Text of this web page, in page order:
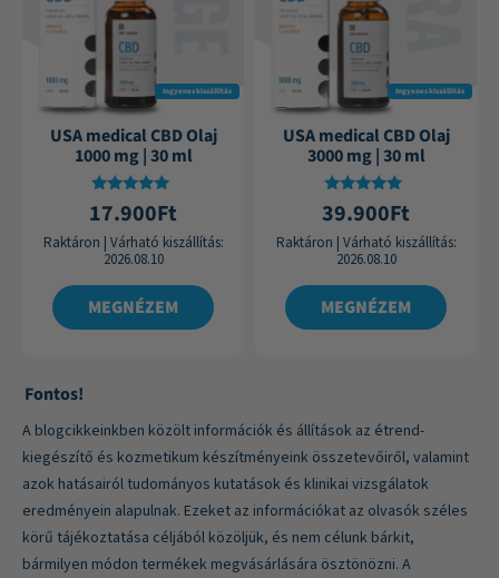
Ingyenes kiszállítás
USA medical CBD Olaj
1000 mg | 30 ml
Értékelés:
4.87
/ 5
17.900Ft
Raktáron | Várható kiszállítás:
2026.08.10
MEGNÉZEM
Ingyenes kiszállítás
USA medical CBD Olaj
3000 mg | 30 ml
Értékelés:
4.88
/ 5
39.900Ft
Raktáron | Várható kiszállítás:
2026.08.10
MEGNÉZEM
Fontos!
A blogcikkeinkben közölt információk és állítások az étrend-
kiegészítő és kozmetikum készítményeink összetevőiről, valamint
azok hatásairól tudományos kutatások és klinikai vizsgálatok
eredményein alapulnak. Ezeket az információkat az olvasók széles
körű tájékoztatása céljából közöljük, és nem célunk bárkit,
bármilyen módon termékek megvásárlására ösztönözni. A